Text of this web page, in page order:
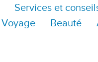
Services et
Voyage Beauté